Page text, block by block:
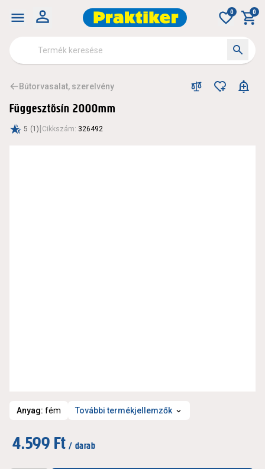
0 0
Bútorvasalat, szerelvény
Függesztősín 2000mm
5 (1)| Cikkszám: 326492
Anyag: fém További termékjellemzők
4.599 Ft / darab